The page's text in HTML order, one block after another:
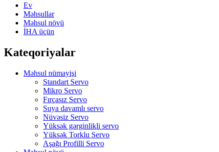
Ev
Məhsullar
Məhsul növü
İHA üçün
Kateqoriyalar
Məhsul nümayişi
Standart Servo
Mikro Servo
Fırçasız Servo
Suya davamlı servo
Nüvəsiz Servo
Yüksək gərginlikli servo
Yüksək Torklu Servo
Aşağı Profilli Servo